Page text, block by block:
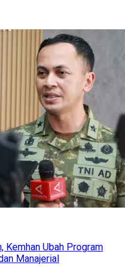
Kemhan Ubah Program
Manajerial